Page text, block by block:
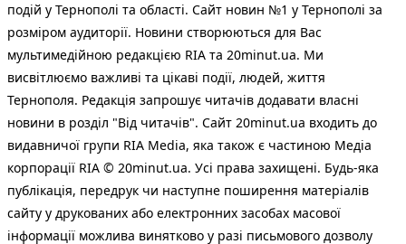
подій у Тернополі та області. Сайт новин №1 у Тернополі за
розміром аудиторії. Новини створюються для Вас
мультимедійною редакцією RIA та 20minut.ua. Ми
висвітлюємо важливі та цікаві події, людей, життя
Тернополя. Редакція запрошує читачів додавати власні
новини в розділ "Від читачів". Сайт 20minut.ua входить до
видавничої групи RIA Media, яка також є частиною Медіа
корпорації RIA © 20minut.ua. Усі права захищені. Будь-яка
публiкацiя, передрук чи наступне поширення матеріалів
сайту у друкованих або електронних засобах масової
інформації можлива винятково у разі письмового дозволу